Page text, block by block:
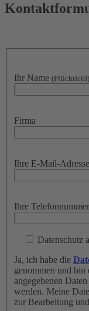
Ihr Name (Pflichtfeld)
Firma
Ihre E-Mail-Adresse
Ihre Telefonnummer
Datenschutz
Ja, ich habe die
genommen und bin
angegebenen
werden. Meine
zur Bearbeitung